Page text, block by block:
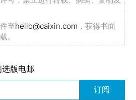
至hello@caixin.com ，获得书面
。
版电邮
订阅